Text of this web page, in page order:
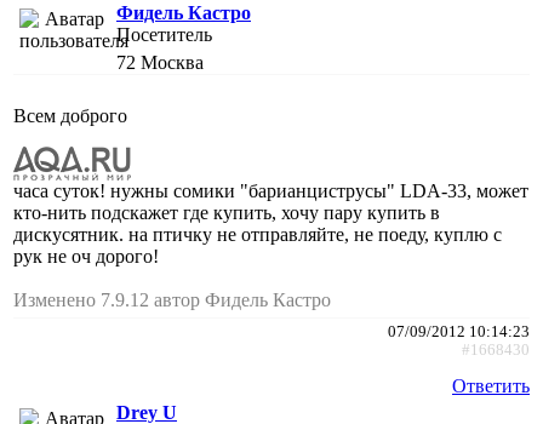
Фидель Кастро
Посетитель
72 Москва
Всем доброго
часа суток! нужны сомики "барианциструсы" LDA-33, может
кто-нить подскажет где купить, хочу пару купить в
дискусятник. на птичку не отправляйте, не поеду, куплю с
рук не оч дорого!
Изменено 7.9.12 автор Фидель Кастро
07/09/2012 10:14:23
#1668430
Ответить
Drey U